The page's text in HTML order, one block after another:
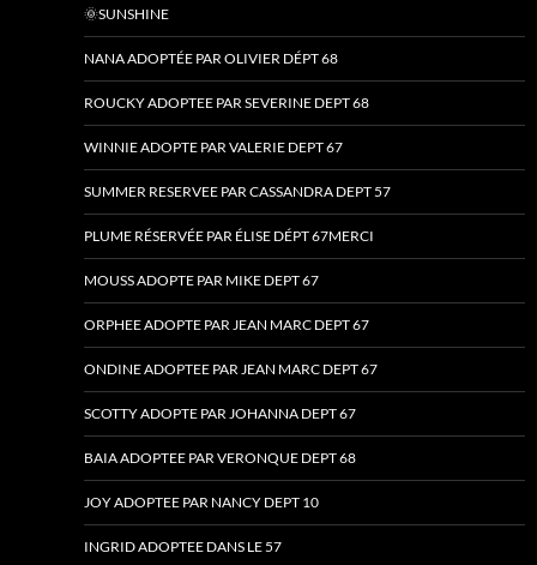
🌞SUNSHINE
NANA ADOPTÉE PAR OLIVIER DÉPT 68
ROUCKY ADOPTEE PAR SEVERINE DEPT 68
WINNIE ADOPTE PAR VALERIE DEPT 67
SUMMER RESERVEE PAR CASSANDRA DEPT 57
PLUME RÉSERVÉE PAR ÉLISE DÉPT 67MERCI
MOUSS ADOPTE PAR MIKE DEPT 67
ORPHEE ADOPTE PAR JEAN MARC DEPT 67
ONDINE ADOPTEE PAR JEAN MARC DEPT 67
SCOTTY ADOPTE PAR JOHANNA DEPT 67
BAIA ADOPTEE PAR VERONQUE DEPT 68
JOY ADOPTEE PAR NANCY DEPT 10
INGRID ADOPTEE DANS LE 57